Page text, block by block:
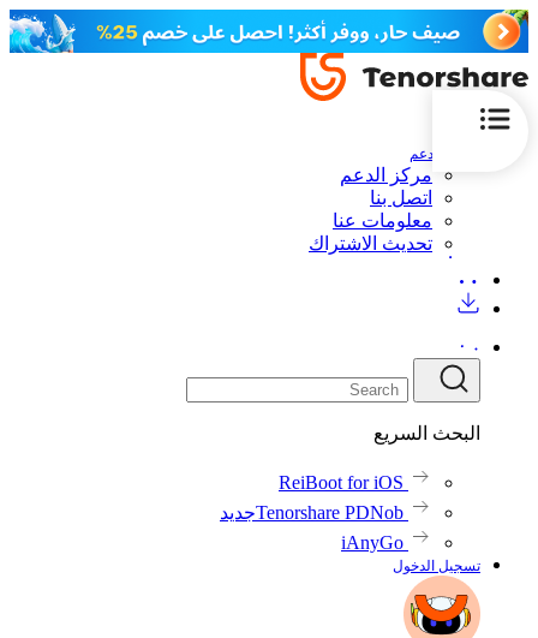
الدعم
مركز الدعم
اتصل بنا
معلومات عنا
تحديث الاشتراك
البحث السريع
ReiBoot for iOS
Tenorshare PDNobجديد
iAnyGo
تسجيل الدخول